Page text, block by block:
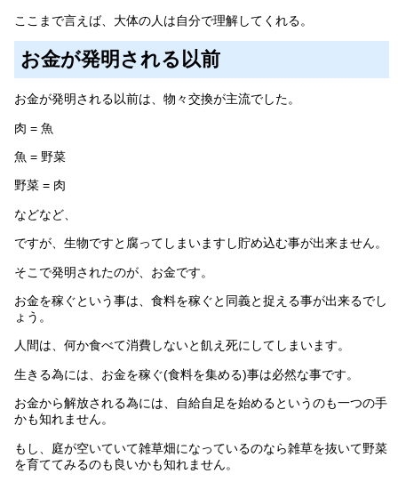
ここまで言えば、大体の人は自分で理解してくれる。
お金が発明される以前
お金が発明される以前は、物々交換が主流でした。
肉 = 魚
魚 = 野菜
野菜 = 肉
などなど、
ですが、生物ですと腐ってしまいますし貯め込む事が出来ません。
そこで発明されたのが、お金です。
お金を稼ぐという事は、食料を稼ぐと同義と捉える事が出来るでし
ょう。
人間は、何か食べて消費しないと飢え死にしてしまいます。
生きる為には、お金を稼ぐ(食料を集める)事は必然な事です。
お金から解放される為には、自給自足を始めるというのも一つの手
かも知れません。
もし、庭が空いていて雑草畑になっているのなら雑草を抜いて野菜
を育ててみるのも良いかも知れません。